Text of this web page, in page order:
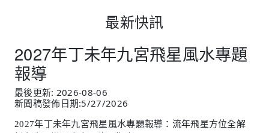
最新快訊
2027年丁未年九宮飛星風水專題
報導
最後更新: 2026-08-06
新聞稿發佈日期:5/27/2026
2027年丁未年九宮飛星風水專題報導：流年飛星方位全解